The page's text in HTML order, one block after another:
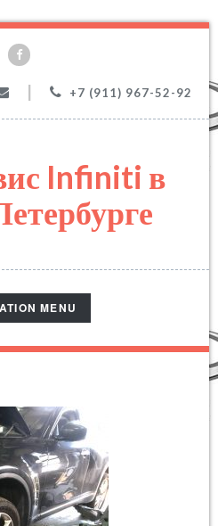
+7 (911) 967-52-92
Infiniti в
MENU